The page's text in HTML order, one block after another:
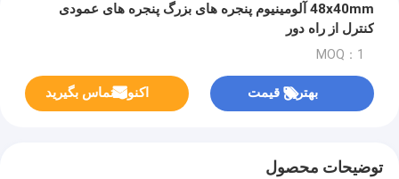
48x40mm آلومینیوم پنجره های بزرگ پنجره های عمودی
کنترل از راه دور
MOQ：1
بهترین قیمت اکنون تماس بگیرید
توضیحات محصول